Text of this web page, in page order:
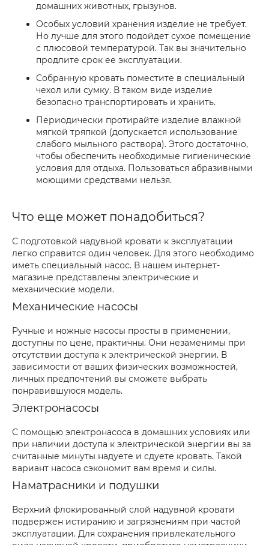
домашних животных, грызунов.
Особых условий хранения изделие не требует.
Но лучше для этого подойдет сухое помещение
с плюсовой температурой. Так вы значительно
продлите срок ее эксплуатации.
Собранную кровать поместите в специальный
чехол или сумку. В таком виде изделие
безопасно транспортировать и хранить.
Периодически протирайте изделие влажной
мягкой тряпкой (допускается использование
слабого мыльного раствора). Этого достаточно,
чтобы обеспечить необходимые гигиенические
условия для отдыха. Пользоваться абразивными
моющими средствами нельзя.
Что еще может понадобиться?
С подготовкой надувной кровати к эксплуатации
легко справится один человек. Для этого необходимо
иметь специальный насос. В нашем интернет-
магазине представлены электрические и
механические модели.
Механические насосы
Ручные и ножные насосы просты в применении,
доступны по цене, практичны. Они незаменимы при
отсутствии доступа к электрической энергии. В
зависимости от ваших физических возможностей,
личных предпочтений вы сможете выбрать
понравившуюся модель.
Электронасосы
С помощью электронасоса в домашних условиях или
при наличии доступа к электрической энергии вы за
считанные минуты надуете и сдуете кровать. Такой
вариант насоса сэкономит вам время и силы.
Наматрасники и подушки
Верхний флокированный слой надувной кровати
подвержен истиранию и загрязнениям при частой
эксплуатации. Для сохранения привлекательного